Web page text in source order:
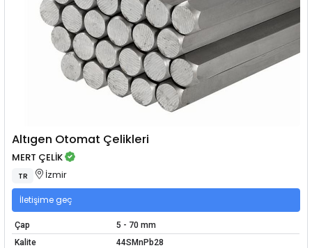
Altıgen Otomat Çelikleri
MERT ÇELİK
TR İzmir
İletişime geç
Çap
5 - 70 mm
Kalite
44SMnPb28